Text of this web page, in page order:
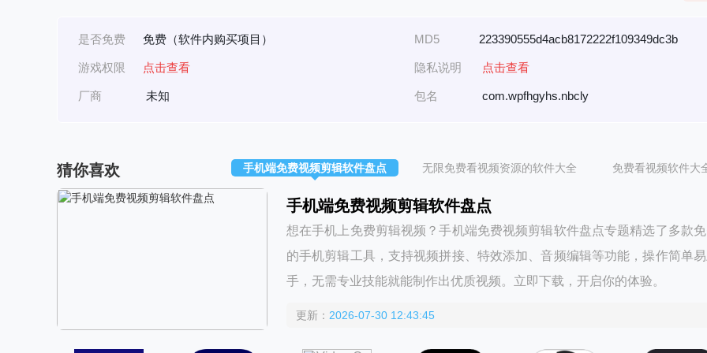
是否免费 免费（软件内购买项目） MD5 223390555d4acb8172222f109349dc3b
游戏权限 点击查看 隐私说明 点击查看
厂商 未知 包名 com.wpfhgyhs.nbcly
猜你喜欢 手机端免费视频剪辑软件盘点 无限免费看视频资源的软件大全 免费看视频软件大
手机端免费视频剪辑软件盘点
想在手机上免费剪辑视频？手机端免费视频剪辑软件盘点专题精选了多款
的手机剪辑工具，支持视频拼接、特效添加、音频编辑等功能，操作简单易
手，无需专业技能就能制作出优质视频。立即下载，开启你的体验。
更新： 2026-07-30 12:43:45